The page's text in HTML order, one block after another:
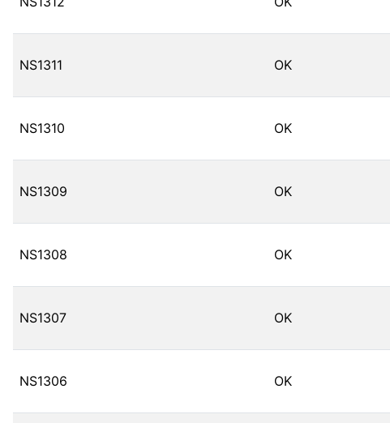
NS1311 OK
NS1310 OK
NS1309 OK
NS1308 OK
NS1307 OK
NS1306 OK